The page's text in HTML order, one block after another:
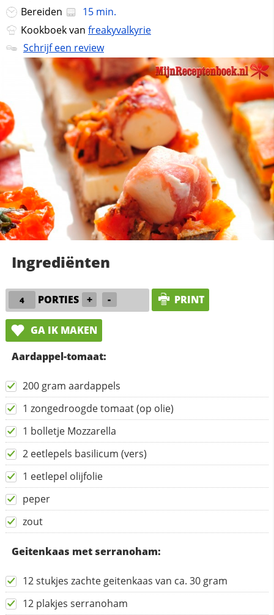
Bereiden
15 min.
Kookboek van freakyvalkyrie
Schrijf een review
Ingrediënten
PORTIES + - PRINT
GA IK MAKEN
Aardappel-tomaat:
200 gram aardappels
1 zongedroogde tomaat (op olie)
1 bolletje Mozzarella
2 eetlepels basilicum (vers)
1 eetlepel olijfolie
peper
zout
Geitenkaas met serranoham:
12 stukjes zachte geitenkaas van ca. 30 gram
12 plakjes serranoham